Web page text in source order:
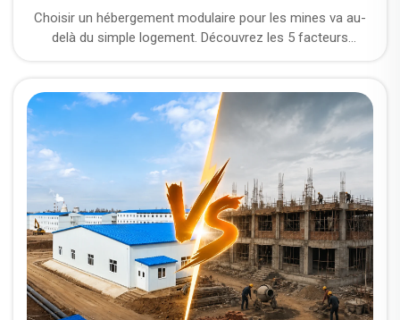
Choisir un hébergement modulaire pour les mines va au-
delà du simple logement. Découvrez les 5 facteurs
isolée.